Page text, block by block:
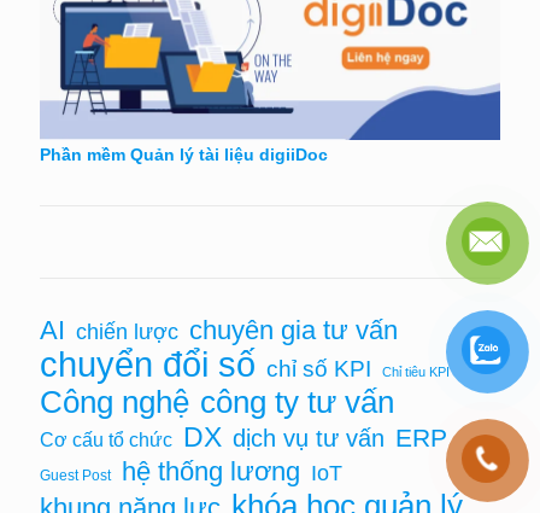
Phần mềm Quản lý tài liệu digiiDoc
AI chiến lược chuyên gia tư vấn
chuyển đổi số chỉ số KPI Chỉ tiêu KPI
Công nghệ công ty tư vấn
Cơ cấu tổ chức DX dịch vụ tư vấn ERP
Guest Post hệ thống lương IoT
khóa học quản lý